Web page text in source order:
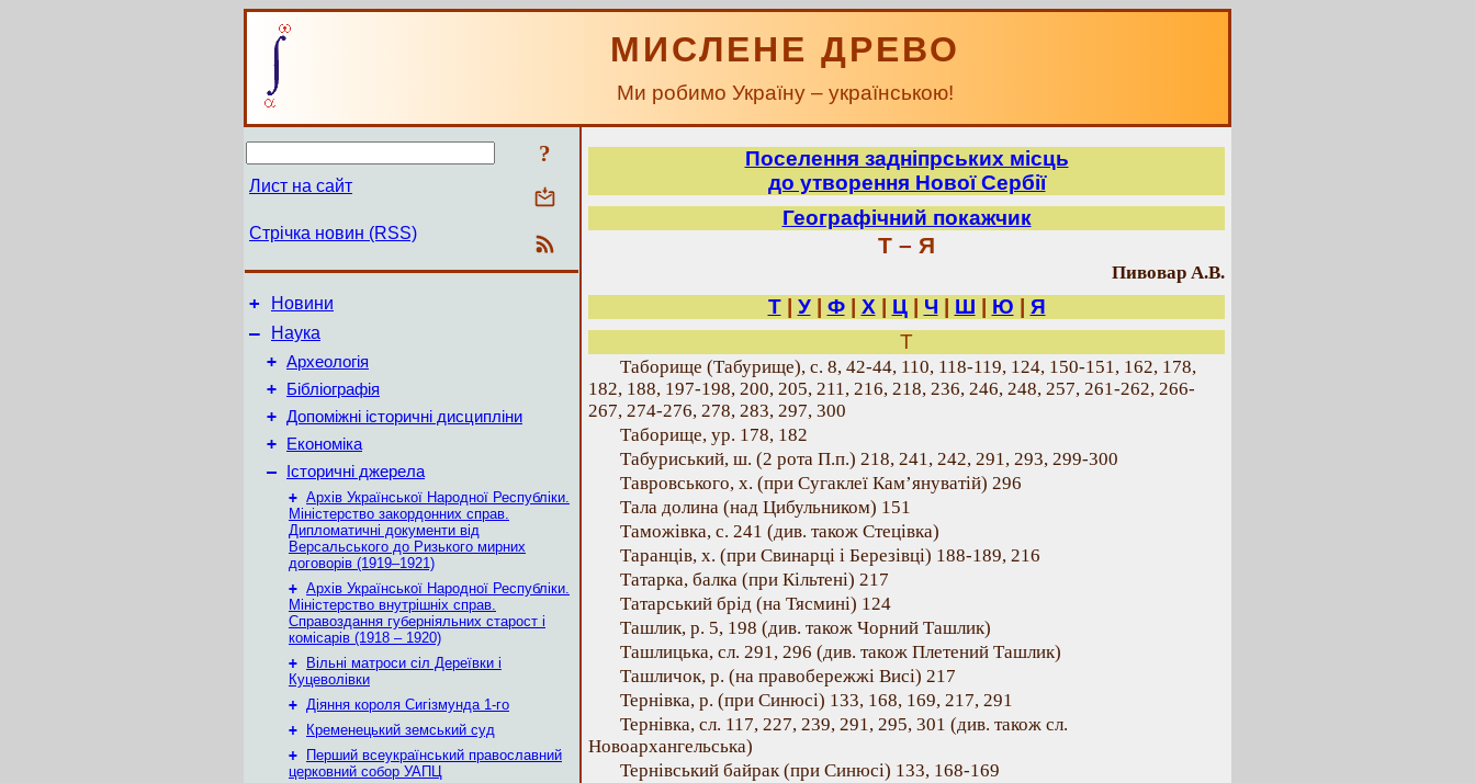
МИСЛЕНЕ ДРЕВО
Ми робимо Україну – українською!
?
Лист на сайт
Стрічка новин (RSS)
+ Новини
–
Наука
+ Археологія
+ Бібліографія
+ Допоміжні історичні дисципліни
+ Економіка
– Історичні джерела
+ Архів Української Народної Республіки.
Міністерство закордонних справ.
Дипломатичні документи від
Версальського до Ризького мирних
договорів (1919–1921)
+ Архів Української Народної Республіки.
Міністерство внутрішніх справ.
Справоздання губерніяльних старост і
комісарів (1918 – 1920)
+
Вільні матроси сіл Дереївки і
Куцеволівки
+ Діяння короля Сигізмунда 1-го
+
Кременецький земський суд
+
Перший всеукраїнський православний
церковний собор УАПЦ
Поселення задніпрських місць
до утворення Нової Сербії
Географічний покажчик
Т – Я
Пивовар А.В.
Т| У| Ф| Х Ц| Ч Ш Ю
Я
Т
Таборище (Табурище), с. 8, 42-44, 110, 118-119, 124, 150-151, 162, 178,
182, 188, 197-198, 200, 205, 211, 216, 218, 236, 246, 248, 257, 261-262, 266-
267, 274-276, 278, 283, 297, 300
Таборище, ур. 178, 182
Табуриський, ш. (2 рота П.п.) 218, 241, 242, 291, 293, 299-300
Тавровського, х. (при Сугаклеї Кам’януватій) 296
Тала долина (над Цибульником) 151
Таможівка, с. 241 (див. також Стецівка)
Таранців, х. (при Свинарці і Березівці) 188-189, 216
Татарка, балка (при Кільтені) 217
Татарський брід (на Тясмині) 124
Ташлик, р. 5, 198 (див. також Чорний Ташлик)
Ташлицька, сл. 291, 296 (див. також Плетений Ташлик)
Ташличок, р. (на правобережжі Висі) 217
Тернівка, р. (при Синюсі) 133, 168, 169, 217, 291
Тернівка, сл. 117, 227, 239, 291, 295, 301 (див. також сл.
Новоархангельська)
Тернівський байрак (при Синюсі) 133, 168-169